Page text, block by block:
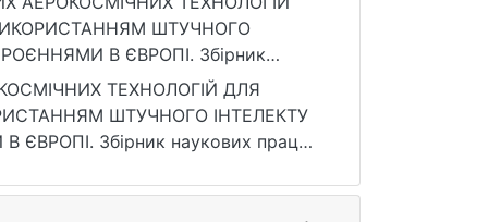
ШТУЧНОГО
В ЄВРОПІ. Збірник
університету імені Тараса
89-03
ТЕХНОЛОГІЙ ДЛЯ
ШТУЧНОГО ІНТЕЛЕКТУ
Збірник наукових праць
25.07.2026).